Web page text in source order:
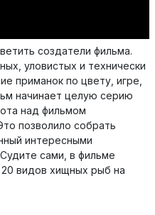
создатели фильма.
уловистых и технически
приманок по цвету, игре,
начинает целую серию
над фильмом
позволило собрать
интересными
сами, в фильме
видов хищных рыб на